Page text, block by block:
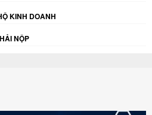
KINH DOANH
NỘP